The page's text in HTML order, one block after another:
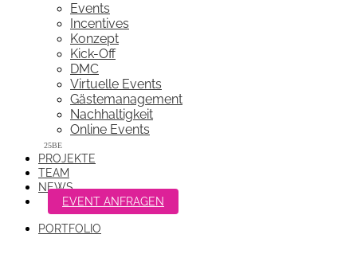
Events
Incentives
Konzept
Kick-Off
DMC
Virtuelle Events
Gästemanagement
Nachhaltigkeit
Online Events
PROJEKTE
TEAM
NEWS
EVENT ANFRAGEN
PORTFOLIO